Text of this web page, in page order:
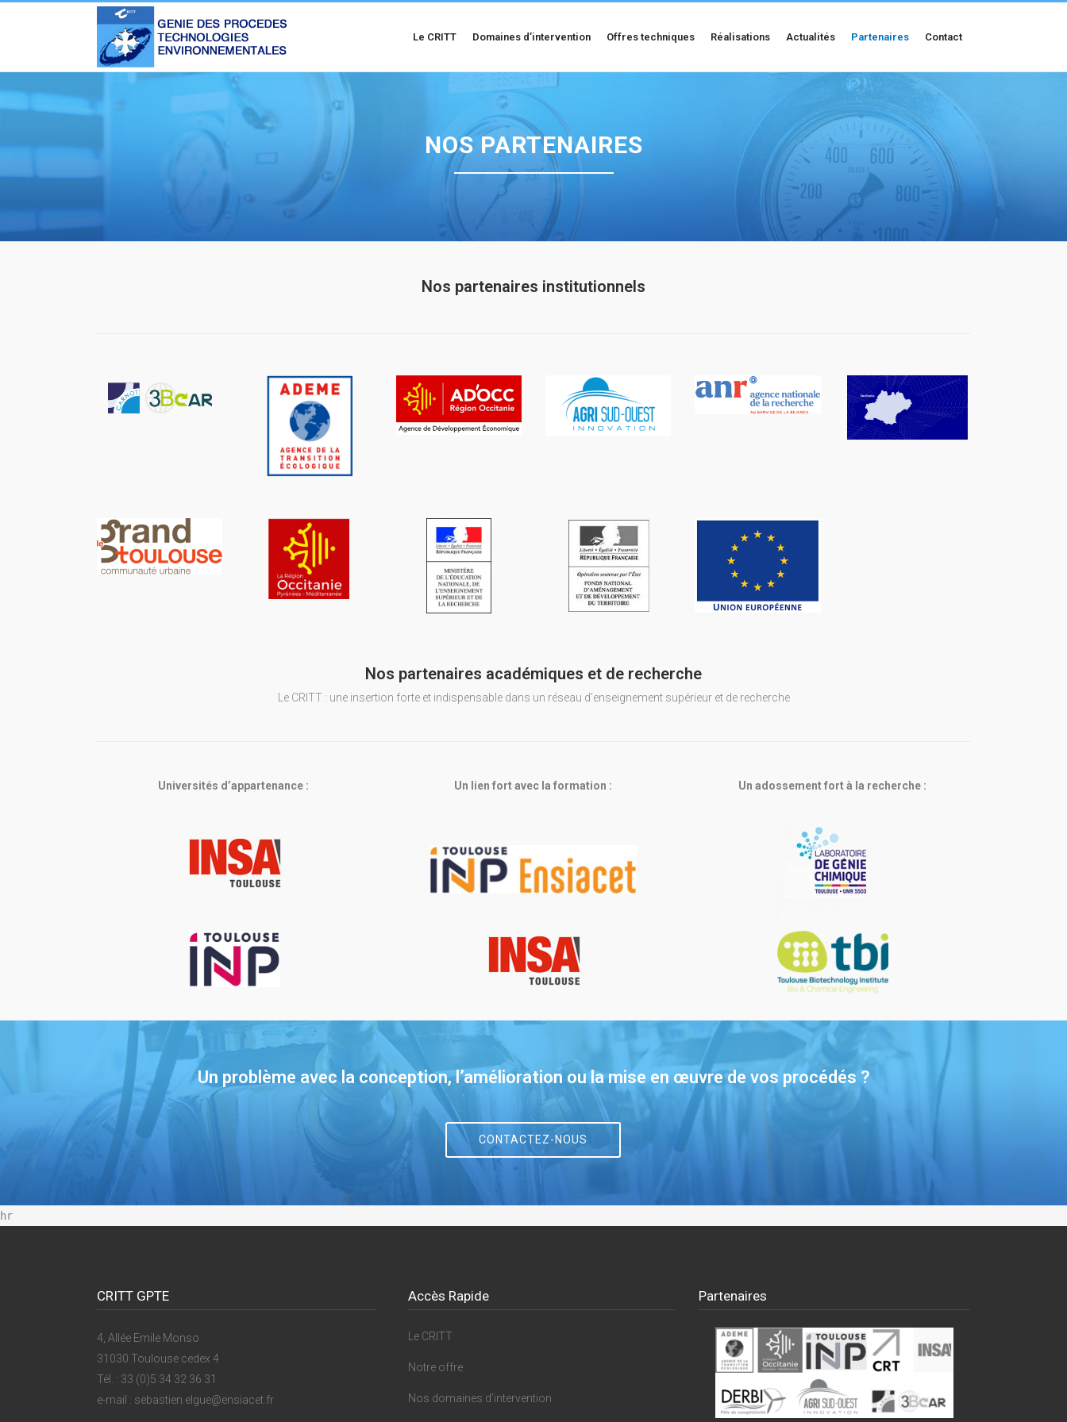
Le CRITT Domaines d’intervention Offres techniques Réalisations Actualités Partenaires Contact
NOS PARTENAIRES
Nos partenaires institutionnels
Nos partenaires académiques et de recherche
Le CRITT : une insertion forte et indispensable dans un réseau d’enseignement supérieur et de recherche
Universités d’appartenance : Un lien fort avec la formation : Un adossement fort à la recherche :
Un problème avec la conception, l’amélioration ou la mise en œuvre de vos procédés ?
CONTACTEZ-NOUS
hr
CRITT GPTE
4, Allée Emile Monso
31030 Toulouse cedex 4
Tél. : 33 (0)5 34 32 36 31
e-mail : sebastien.elgue@ensiacet.fr
Accès Rapide
Le CRITT
Notre offre
Nos domaines d’intervention
Partenaires